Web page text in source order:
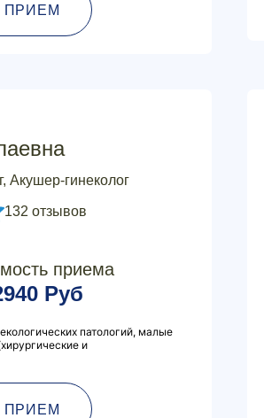
ПРИЕМ
Акушер-гинеколог
132 отзывов
приема
Руб
патологий, малые
и
ПРИЕМ